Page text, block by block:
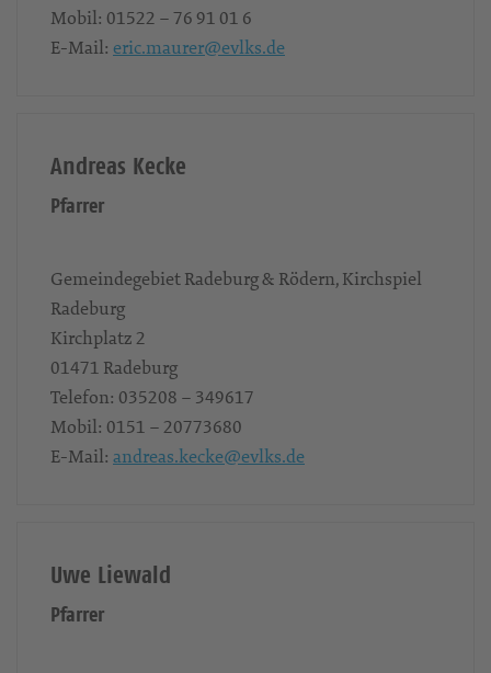
Mobil: 01522 – 76 91 01 6
E-Mail: eric.maurer@evlks.de
Andreas Kecke
Pfarrer
Gemeindegebiet Radeburg & Rödern, Kirchspiel
Radeburg
Kirchplatz 2
01471 Radeburg
Telefon: 035208 – 349617
Mobil: 0151 – 20773680
E-Mail: andreas.kecke@evlks.de
Uwe Liewald
Pfarrer